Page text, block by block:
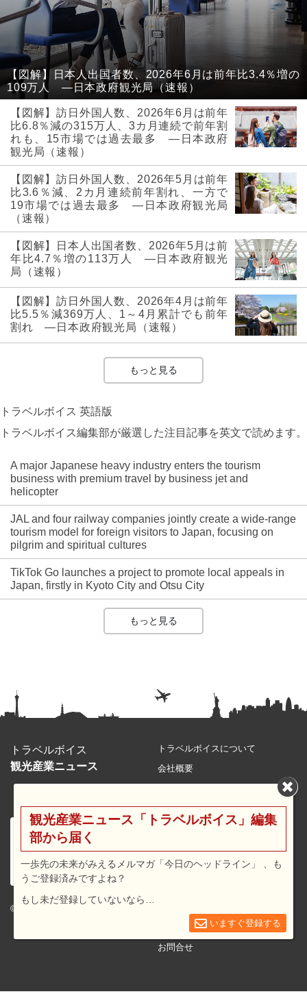
【図解】日本人出国者数、2026年6月は前年比3.4％増の
109万人 ―日本政府観光局（速報）
【図解】訪日外国人数、2026年6月は前年
比6.8％減の315万人、3カ月連続で前年割
れも、15市場では過去最多 ―日本政府
観光局（速報）
【図解】訪日外国人数、2026年5月は前年
比3.6％減、2カ月連続前年割れ、一方で
19市場では過去最多 ―日本政府観光局
（速報）
【図解】日本人出国者数、2026年5月は前
年比4.7％増の113万人 ―日本政府観光
局（速報）
【図解】訪日外国人数、2026年4月は前年
比5.5％減369万人、1～4月累計でも前年
割れ ―日本政府観光局（速報）
もっと見る
トラベルボイス 英語版
トラベルボイス編集部が厳選した注目記事を英文で読めます。
A major Japanese heavy industry enters the tourism
business with premium travel by business jet and
helicopter
JAL and four railway companies jointly create a wide-range
tourism model for foreign visitors to Japan, focusing on
pilgrim and spiritual cultures
TikTok Go launches a project to promote local appeals in
Japan, firstly in Kyoto City and Otsu City
もっと見る
トラベルボイス
観光産業ニュース
© 2026 travel voice.
トラベルボイスについて
会社概要
引用・転載について
プライバシーポリシー
サイトマップ
お問合せ
観光産業ニュース「トラベルボイス」編集
部から届く
一歩先の未来がみえるメルマガ「今日のヘッドライン」 、も
うご登録済みですよね？
もし未だ登録していないなら…
いますぐ登録する